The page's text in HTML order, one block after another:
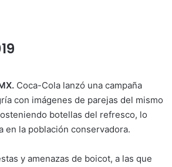
Coca-Cola lanzó una campaña
con imágenes de parejas del mismo
botellas del refresco, lo
en la población conservadora.
y amenazas de boicot, a las que